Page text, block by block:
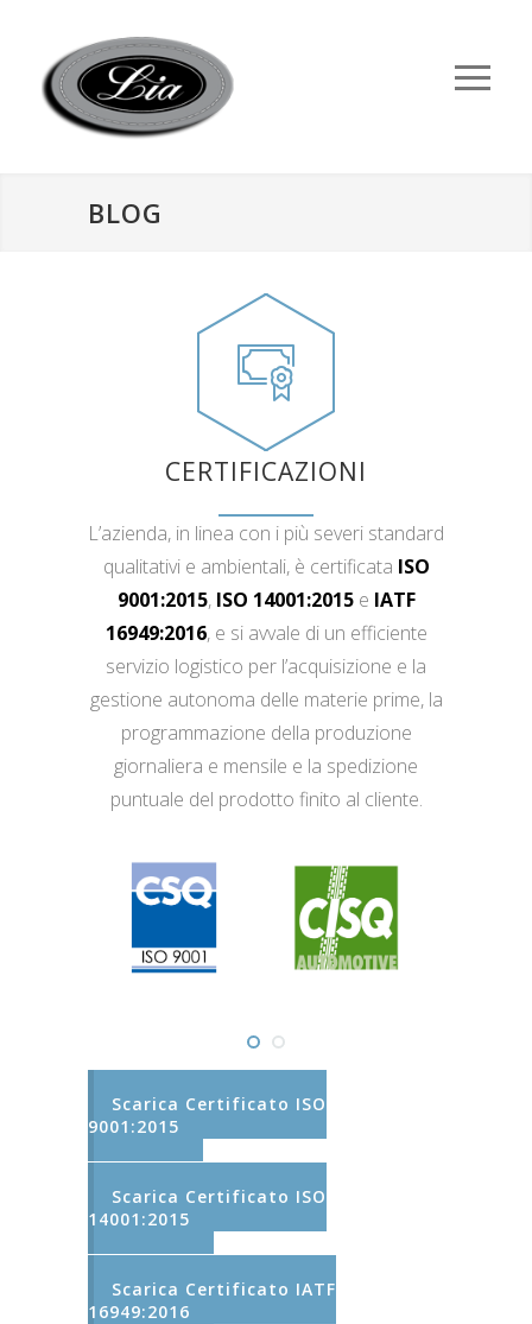
BLOG
CERTIFICAZIONI
L’azienda, in linea con i più severi standard
qualitativi e ambientali, è certificata ISO
9001:2015, ISO 14001:2015e IATF
16949:2016, e si avvale di un efficiente
servizio logistico per l’acquisizione e la
gestione autonoma delle materie prime, la
programmazione della produzione
giornaliera e mensile e la spedizione
puntuale del prodotto finito al cliente.
Scarica Certificato ISO
9001:2015
Scarica Certificato ISO
14001:2015
Scarica Certificato IATF
16949:2016